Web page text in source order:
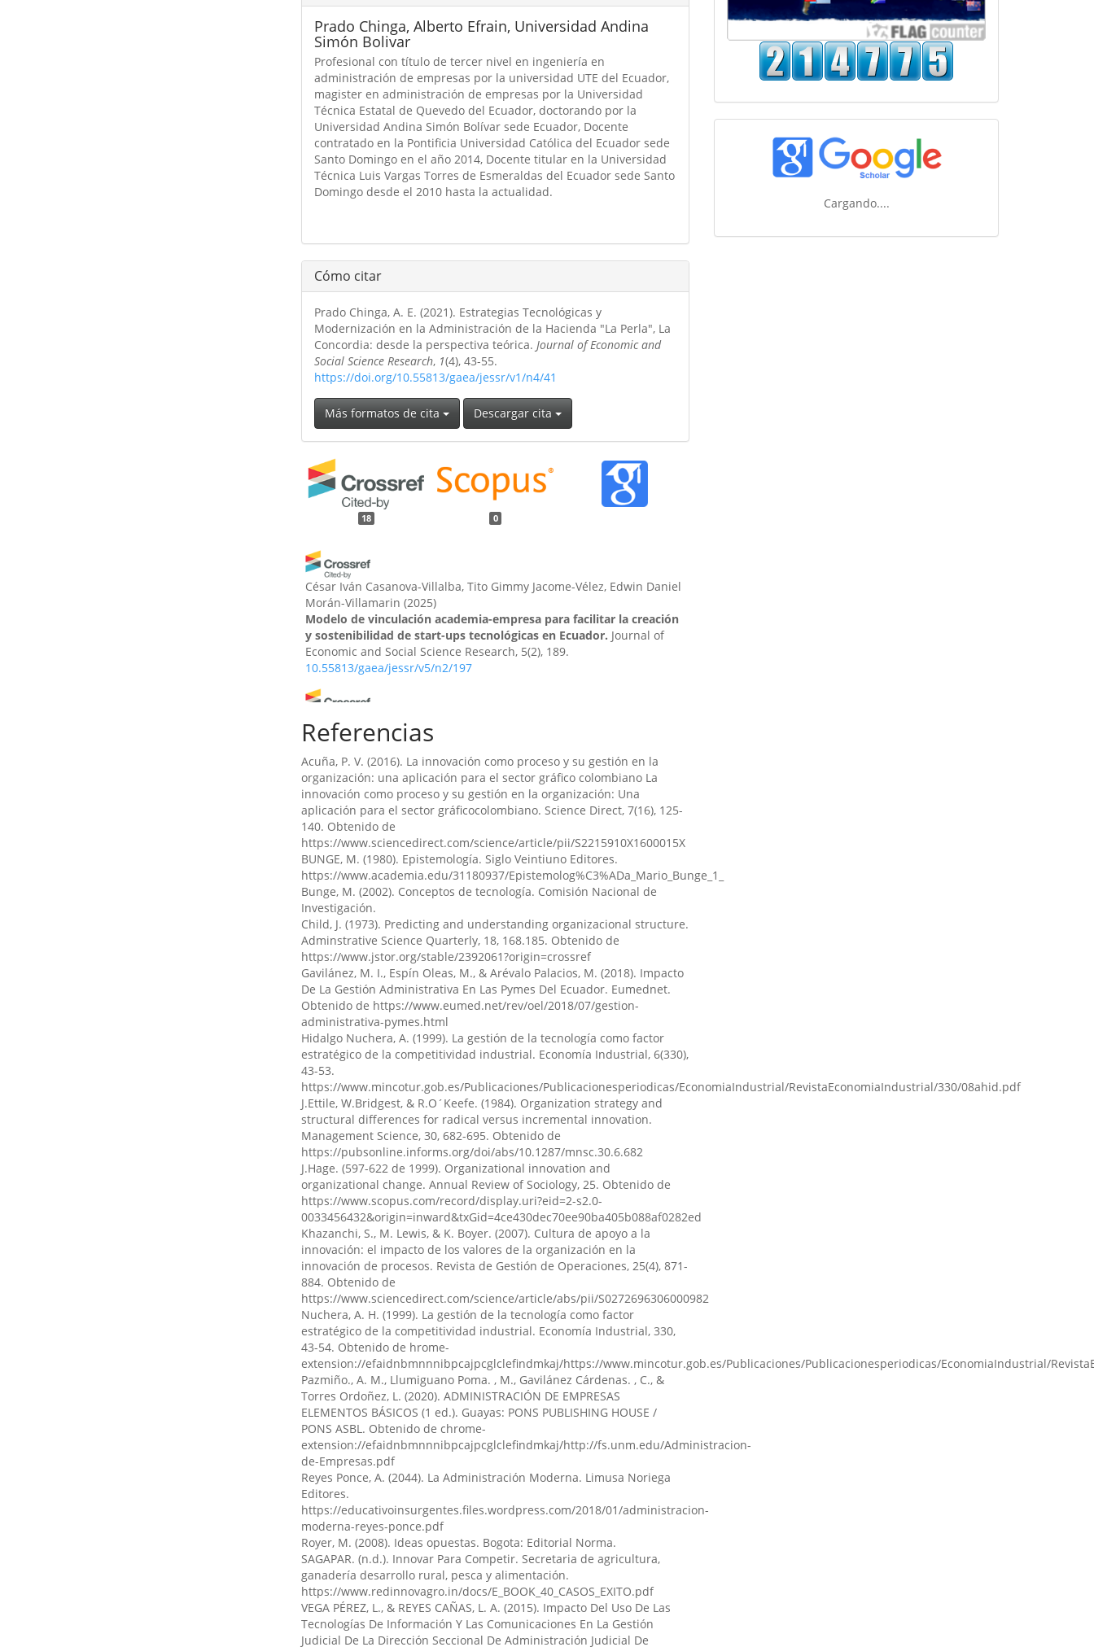
Prado Chinga, Alberto Efrain, Universidad Andina
Simón Bolivar
Profesional con título de tercer nivel en ingeniería en
administración de empresas por la universidad UTE del Ecuador,
magister en administración de empresas por la Universidad
Técnica Estatal de Quevedo del Ecuador, doctorando por la
Universidad Andina Simón Bolívar sede Ecuador, Docente
contratado en la Pontificia Universidad Católica del Ecuador sede
Santo Domingo en el año 2014, Docente titular en la Universidad
Técnica Luis Vargas Torres de Esmeraldas del Ecuador sede Santo
Domingo desde el 2010 hasta la actualidad.
Cómo citar
Prado Chinga, A. E. (2021). Estrategias Tecnológicas y
Modernización en la Administración de la Hacienda "La Perla", La
Concordia: desde la perspectiva teórica.Journal of Economic and
Social Science Research, 1(4), 43-55.
https://doi.org/10.55813/gaea/jessr/v1/n4/41
Más formatos de cita Descargar cita
18 0
César Iván Casanova-Villalba, Tito Gimmy Jacome-Vélez, Edwin Daniel
Morán-Villamarin (2025)
Modelo de vinculación academia-empresa para facilitar la creación
y sostenibilidad de start-ups tecnológicas en Ecuador. Journal of
Economic and Social Science Research, 5(2), 189.
10.55813/gaea/jessr/v5/n2/197
Santiago Alexander Guamán-Rivera
Aplicación de Tecnologías en la Agricultura de Precisión mediante
Evidencia de Fuentes Científicas. Horizon Nexus Journal, 1(2), 1.
10.70881/hnj/v1/n2/14
Henry Espinoza Briones, Harold Elbery Escobar Terán, Mariana del
Rocío Reyes Bermeo, Oscar Fabian Moncayo Carreño (2024)
Administración de Empresas y Capacitación Empresarial: Un
Análisis Bibliométrico. Código Científico Revista de Investigación,
5(E4), 503.
10.55813/gaea/ccri/v5/nE4/506
Teresa Cevallos-Criollo, Giovanni Herrera-Enríquez, Gustavo
Hermosa-Vega, César Tamayo-Herrera (2024)
El impacto de la cooperación externa en las actividades de
innovación sobre las capacidades tecnológicas de las empresas.
Código Científico Revista de Investigación, 5(E4), 157.
10.55813/gaea/ccri/v5/nE4/488
Santiago Alexander Guamán-Rivera, César Iván Flores-Mancheno
(2023)
Seguridad Alimentaria y Producción Agrícola Sostenible en
Ecuador. Revista Científica Zambos, 2(1), 1.
10.69484/rcz/v2/n1/35
Tito Gimmy Jacome-Vélez, Richard Fernando Hurtado Guevara,
Yoshida Beatriz Gonzales-Ticona (2024)
Estrategias de emprendimiento digital y sostenibilidad de nuevos
negocios en mercados emergentes.
Conocimiento, 1(3), 1.
10.55813/gaea/revistacec/v1/n3/17
Francisco Marcelo Ramos-Secaira (2023)
Seguridad Cibernética en Empresas Ecuatorianas: Prácticas y Retos
Actuales. Revista Científica Zambos, 2(3), 16.
10.69484/rcz/v2/n3/47
Maira Alexandra Sánchez-Quinde, Esther Angelica Proaño-González,
Ramiro Fernando Urresta-Yépez
La transformación digital en la gestión empresarial desde un
enfoque bibliográfico sobre estrategias y desafíos actuales.
Multidisciplinary Collaborative Journal, 2(2), 30.
10.70881/mcj/v2/n2/34
Paulo César Galarza-Sánchez, Gerardo Alfredo Solano-Gutiérrez
(2024)
Referencias
Acuña, P. V. (2016). La innovación como proceso y su gestión en la
organización: una aplicación para el sector gráfico colombiano La
innovación como proceso y su gestión en la organización: Una
aplicación para el sector gráficocolombiano. Science Direct, 7(16), 125-
140. Obtenido de
https://www.sciencedirect.com/science/article/pii/S2215910X1600015X
BUNGE, M. (1980). Epistemología. Siglo Veintiuno Editores.
https://www.academia.edu/31180937/Epistemolog%C3%ADa_Mario_Bunge_1_
Bunge, M. (2002). Conceptos de tecnología. Comisión Nacional de
Investigación.
Child, J. (1973). Predicting and understanding organizacional structure.
Adminstrative Science Quarterly, 18, 168.185. Obtenido de
https://www.jstor.org/stable/2392061?origin=crossref
Gavilánez, M. I., Espín Oleas, M., & Arévalo Palacios, M. (2018). Impacto
De La Gestión Administrativa En Las Pymes Del Ecuador. Eumednet.
Obtenido de https://www.eumed.net/rev/oel/2018/07/gestion-
administrativa-pymes.html
Hidalgo Nuchera, A. (1999). La gestión de la tecnología como factor
estratégico de la competitividad industrial. Economía Industrial, 6(330),
43-53.
https://www.mincotur.gob.es/Publicaciones/Publicacionesperiodicas/EconomiaIndustrial/RevistaEconomiaIndustrial/330/08ahid.pdf
J.Ettile, W.Bridgest, & R.O´Keefe. (1984). Organization strategy and
structural differences for radical versus incremental innovation.
Management Science, 30, 682-695. Obtenido de
https://pubsonline.informs.org/doi/abs/10.1287/mnsc.30.6.682
J.Hage. (597-622 de 1999). Organizational innovation and
organizational change. Annual Review of Sociology, 25. Obtenido de
https://www.scopus.com/record/display.uri?eid=2-s2.0-
0033456432&origin=inward&txGid=4ce430dec70ee90ba405b088af0282ed
Khazanchi, S., M. Lewis, & K. Boyer. (2007). Cultura de apoyo a la
innovación: el impacto de los valores de la organización en la
innovación de procesos. Revista de Gestión de Operaciones, 25(4), 871-
884. Obtenido de
https://www.sciencedirect.com/science/article/abs/pii/S0272696306000982
Nuchera, A. H. (1999). La gestión de la tecnología como factor
estratégico de la competitividad industrial. Economía Industrial, 330,
43-54. Obtenido de hrome-
extension://efaidnbmnnnibpcajpcglclefindmkaj/https://www.mincotur.gob.es/Publicaciones/Publicacionesperiodicas/EconomiaIndustrial/
Pazmiño., A. M., Llumiguano Poma. , M., Gavilánez Cárdenas. , C., &
Torres Ordoñez, L. (2020). ADMINISTRACIÓN DE EMPRESAS
ELEMENTOS BÁSICOS (1 ed.). Guayas: PONS PUBLISHING HOUSE /
PONS ASBL. Obtenido de chrome-
extension://efaidnbmnnnibpcajpcglclefindmkaj/http://fs.unm.edu/Administracion-
de-Empresas.pdf
Reyes Ponce, A. (2044). La Administración Moderna. Limusa Noriega
Editores.
https://educativoinsurgentes.files.wordpress.com/2018/01/administracion-
moderna-reyes-ponce.pdf
Royer, M. (2008). Ideas opuestas. Bogota: Editorial Norma.
SAGAPAR. (n.d.). Innovar Para Competir. Secretaria de agricultura,
ganadería desarrollo rural, pesca y alimentación.
https://www.redinnovagro.in/docs/E_BOOK_40_CASOS_EXITO.pdf
VEGA PÉREZ, L., & REYES CAÑAS, L. A. (2015). Impacto Del Uso De Las
Tecnologías De Información Y Las Comunicaciones En La Gestión
Judicial De La Dirección Seccional De Administración Judicial De
Cargando....